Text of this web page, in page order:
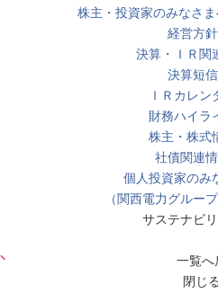
株主・投資家のみなさ
経営方針
決算・ＩＲ関
決算短信
ＩＲカレン
財務ハイラ
株主・株式
社債関連
個人投資家のみ
（関西電力グルー
サステナビ
一覧へ
閉じる